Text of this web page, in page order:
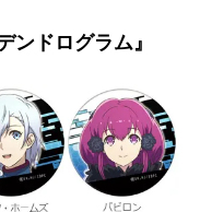
ンドログラム』